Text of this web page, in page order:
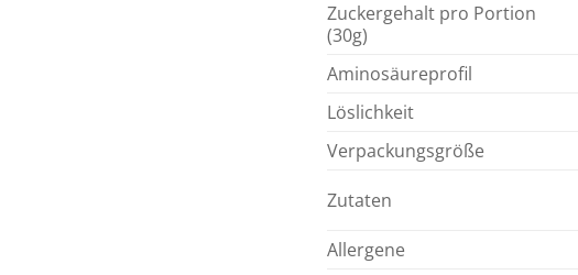
Zuckergehalt pro Portion
(30g)
Aminosäureprofil
Löslichkeit
Verpackungsgröße
Zutaten
Allergene